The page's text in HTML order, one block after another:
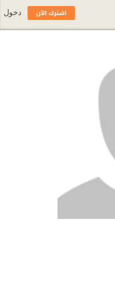
اشترك الآن دخول